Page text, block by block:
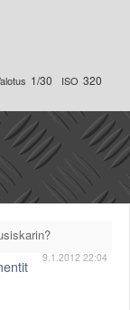
1/30 ISO 320
9.1.2012 22:04